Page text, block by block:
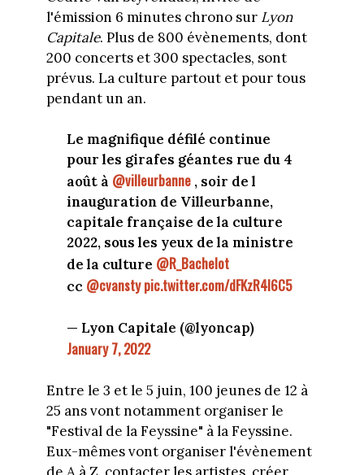
l'émission 6 minutes chrono sur Lyon
Capitale. Plus de 800 évènements, dont
200 concerts et 300 spectacles, sont
prévus. La culture partout et pour tous
pendant un an.
Le magnifique défilé continue
pour les girafes géantes rue du 4
août à @villeurbanne , soir de l
inauguration de Villeurbanne,
capitale française de la culture
2022, sous les yeux de la ministre
de la culture @R_Bachelot
cc @cvansty pic.twitter.com/dFKzR4I6C5
— Lyon Capitale (@lyoncap)
January 7, 2022
Entre le 3 et le 5 juin, 100 jeunes de 12 à
25 ans vont notamment organiser le
"Festival de la Feyssine" à la Feyssine.
Eux-mêmes vont organiser l'évènement